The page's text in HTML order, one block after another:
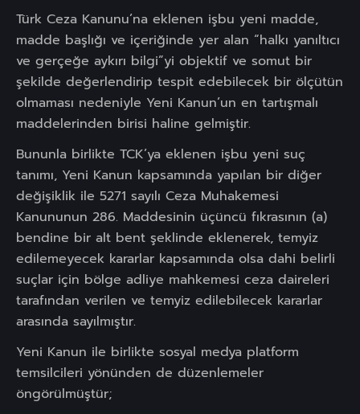
Türk Ceza Kanunu’na eklenen işbu yeni madde,
madde başlığı ve içeriğinde yer alan “halkı yanıltıcı
ve gerçeğe aykırı bilgi”yi objektif ve somut bir
şekilde değerlendirip tespit edebilecek bir ölçütün
olmaması nedeniyle Yeni Kanun’un en tartışmalı
maddelerinden birisi haline gelmiştir.
Bununla birlikte TCK’ya eklenen işbu yeni suç
tanımı, Yeni Kanun kapsamında yapılan bir diğer
değişiklik ile 5271 sayılı Ceza Muhakemesi
Kanununun 286. Maddesinin üçüncü fıkrasının (a)
bendine bir alt bent şeklinde eklenerek, temyiz
edilemeyecek kararlar kapsamında olsa dahi belirli
suçlar için bölge adliye mahkemesi ceza daireleri
tarafından verilen ve temyiz edilebilecek kararlar
arasında sayılmıştır.
Yeni Kanun ile birlikte sosyal medya platform
temsilcileri yönünden de düzenlemeler
öngörülmüştür;